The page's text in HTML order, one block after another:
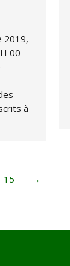
2019,
00
à
15 →